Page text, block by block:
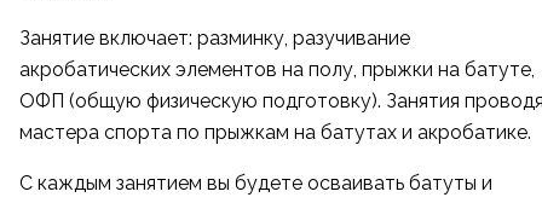
Занятие включает: разминку, разучивание
акробатических элементов на полу, прыжки на батуте,
ОФП (общую физическую подготовку). Занятия
мастера спорта по прыжкам на батутах и акробатике.
С каждым занятием вы будете осваивать батуты и